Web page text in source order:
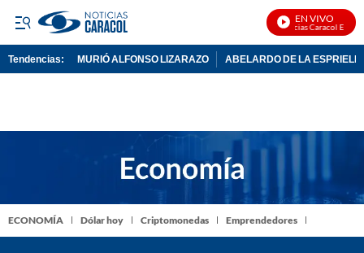
EN VIVO
Noticias Caracol En Vivo
Tendencias: MURIÓ ALFONSO LIZARAZO ABELARDO DE LA
ECONOMÍA Dólar hoy Criptomonedas Emprendedores